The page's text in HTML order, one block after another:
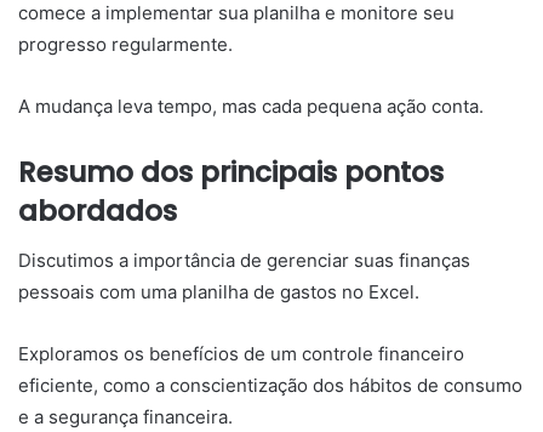
comece a implementar sua planilha e monitore seu
progresso regularmente.
A mudança leva tempo, mas cada pequena ação conta.
Resumo dos principais pontos
abordados
Discutimos a importância de gerenciar suas finanças
pessoais com uma planilha de gastos no Excel.
Exploramos os benefícios de um controle financeiro
eficiente, como a conscientização dos hábitos de consumo
e a segurança financeira.